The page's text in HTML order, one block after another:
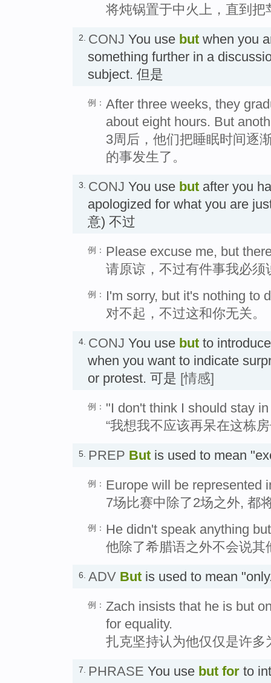
将炖锅置于中火上，直到
2. CONJ You use but when you
something further in a
subject. 但是
例： After three weeks, they
about eight hours. But
3周后，他们把睡眠时间逐
的事发生了。
3. CONJ You use but after you
apologized for what you are
意) 不过
例： Please excuse me, but
请原谅，不过有件事我必须
例：
I'm sorry, but it's nothing to
对不起，不过这和你无关。
4. CONJ You use but to
when you want to indicate
or protest. 可是 [情感]
例： "I don't think I should stay
“我想我不应该再呆在这栋
5. PREP But is used to mean
例： Europe will be represented
7场比赛中除了2场之外, 都
例： He didn't speak anything
他除了希腊语之外不会说其
6. ADV But is used to mean
例： Zach insists that he is but
for equality.
扎克坚持认为他仅仅是许
7. PHRASE You use but for to